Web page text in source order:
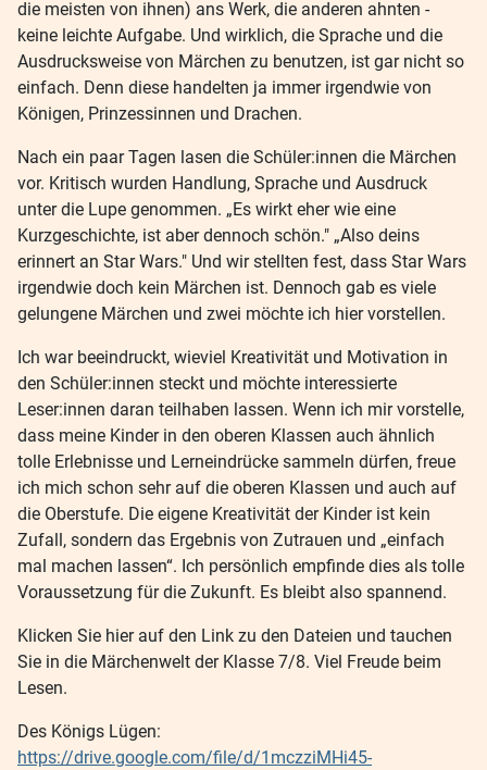
die meisten von ihnen) ans Werk, die anderen ahnten -
keine leichte Aufgabe. Und wirklich, die Sprache und die
Ausdrucksweise von Märchen zu benutzen, ist gar nicht so
einfach. Denn diese handelten ja immer irgendwie von
Königen, Prinzessinnen und Drachen.
Nach ein paar Tagen lasen die Schüler:innen die Märchen
vor. Kritisch wurden Handlung, Sprache und Ausdruck
unter die Lupe genommen. „Es wirkt eher wie eine
Kurzgeschichte, ist aber dennoch schön." „Also deins
erinnert an Star Wars." Und wir stellten fest, dass Star Wars
irgendwie doch kein Märchen ist. Dennoch gab es viele
gelungene Märchen und zwei möchte ich hier vorstellen.
Ich war beeindruckt, wieviel Kreativität und Motivation in
den Schüler:innen steckt und möchte interessierte
Leser:innen daran teilhaben lassen. Wenn ich mir vorstelle,
dass meine Kinder in den oberen Klassen auch ähnlich
tolle Erlebnisse und Lerneindrücke sammeln dürfen, freue
ich mich schon sehr auf die oberen Klassen und auch auf
die Oberstufe. Die eigene Kreativität der Kinder ist kein
Zufall, sondern das Ergebnis von Zutrauen und „einfach
mal machen lassen“. Ich persönlich empfinde dies als tolle
Voraussetzung für die Zukunft. Es bleibt also spannend.
Klicken Sie hier auf den Link zu den Dateien und tauchen
Sie in die Märchenwelt der Klasse 7/8. Viel Freude beim
Lesen.
Des Königs Lügen:
https://drive.google.com/file/d/1mczziMHi45-